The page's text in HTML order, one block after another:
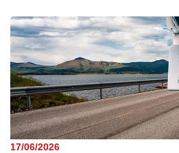
17/06/2026